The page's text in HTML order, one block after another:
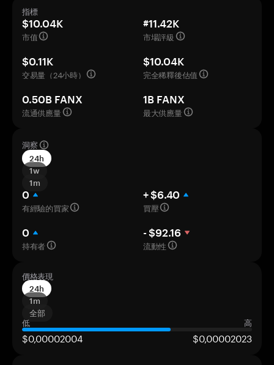
指標
$10.04K
市值
#11.42K
市場評級
$0.11K
交易量（24小時）
$10.04K
完全稀釋後估值
0.50B FANX
流通供應量
1B FANX
最大供應量
洞察
24h
1w
1m
0
有經驗的買家
+ $6.40
買壓
0
持有者
- $92.16
流動性
價格表現
24h
1m
全部
低
高
$0,00002004 $0,00002023